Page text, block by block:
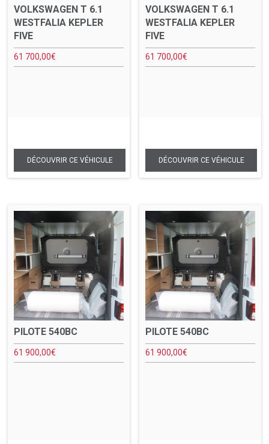
VOLKSWAGEN T 6.1
WESTFALIA KEPLER
FIVE
61 700,00€
VOLKSWAGEN T 6.1
WESTFALIA KEPLER
FIVE
61 700,00€
PILOTE 540BC
61 900,00€
PILOTE 540BC
61 900,00€